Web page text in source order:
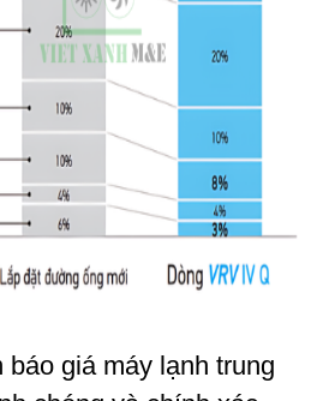
báo giá máy lạnh trung